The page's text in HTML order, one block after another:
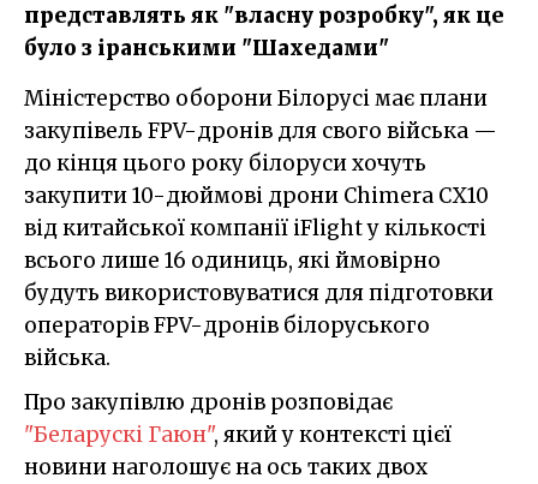
представлять як "власну розробку", як це
було з іранськими "Шахедами"
Міністерство оборони Білорусі має плани
закупівель FPV-дронів для свого війська —
до кінця цього року білоруси хочуть
закупити 10-дюймові дрони Chimera CX10
від китайської компанії iFlight у кількості
всього лише 16 одиниць, які ймовірно
будуть використовуватися для підготовки
операторів FPV-дронів білоруського
війська.
Про закупівлю дронів розповідає
"Беларускі Гаюн", який у контексті цієї
новини наголошує на ось таких двох